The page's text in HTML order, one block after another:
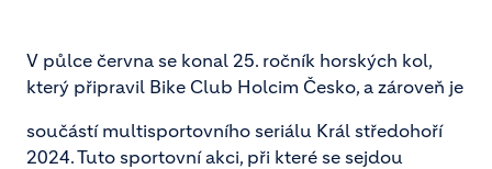
V půlce června se konal 25. ročník horských kol,
který připravil Bike Club Holcim Česko, a zároveň je
součástí multisportovního seriálu Král středohoří
2024. Tuto sportovní akci, při které se sejdou